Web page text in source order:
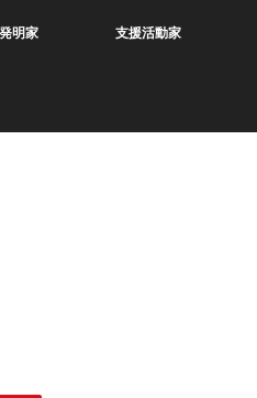
明家 支援活動家